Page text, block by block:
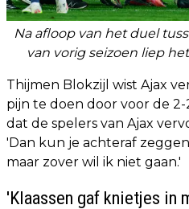
Na afloop van het duel
van vorig seizoen liep
Thijmen Blokzijl wist Ajax
pijn te doen door voor de 2-
dat de spelers van Ajax
'Dan kun je achteraf
maar zover wil ik niet gaan.'
'Klaassen gaf knietjes in